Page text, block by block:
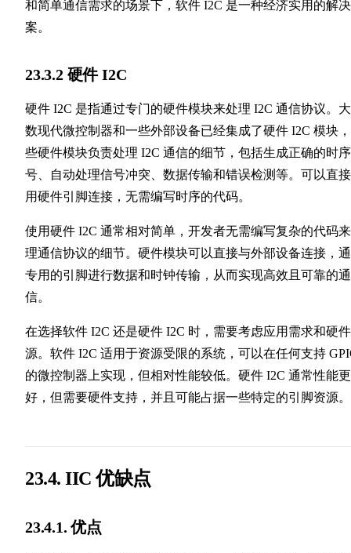
和简单通信需求的场景下，软件 I2C 是一种经济实用的解
案。
23.3.2 硬件 I2C
硬件 I2C 是指通过专门的硬件模块来处理 I2C 通信协议。
数现代微控制器和一些外部设备已经集成了硬件 I2C 模块
些硬件模块负责处理 I2C 通信的细节，包括生成正确的时
号、自动处理信号冲突、数据传输和错误检测等。可以直
用硬件引脚连接，无需编写时序的代码。
使用硬件 I2C 通常相对简单，开发者无需编写复杂的代码
理通信协议的细节。硬件模块可以直接与外部设备连接，
专用的引脚进行数据和时钟传输，从而实现高效且可靠的通
信。
在选择软件 I2C 还是硬件 I2C 时，需要考虑应用需求和硬
源。软件 I2C 适用于资源受限的系统，可以在任何支持
的微控制器上实现，但相对性能较低。硬件 I2C 通常性能更
好，但需要硬件支持，并且可能占据一些特定的引脚资源。
23.4. IIC 优缺点
23.4.1. 优点